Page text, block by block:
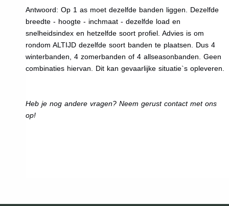
Antwoord: Op 1 as moet dezelfde banden liggen. Dezelfde
breedte - hoogte - inchmaat - dezelfde load en
snelheidsindex en hetzelfde soort profiel. Advies is om
rondom ALTIJD dezelfde soort banden te plaatsen. Dus 4
winterbanden, 4 zomerbanden of 4 allseasonbanden. Geen
combinaties hiervan. Dit kan gevaarlijke situatie`s opleveren.
Heb je nog andere vragen? Neem gerust contact met ons
op!